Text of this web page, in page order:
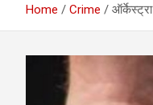
Home Crime